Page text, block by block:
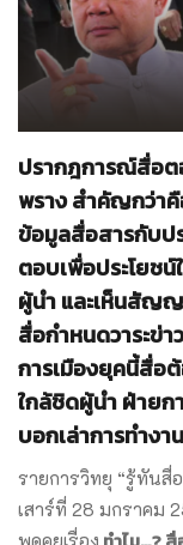
ปรากฎการณ์สื่อต
พราง สำคัญกว่า
ข้อมูลสื่อสารกับป
ตอบเพื่อประโยช
ผู้นำ และเห็นสัญ
สื่อกำหนดวาระข่
การเมืองยุคนี้สื่อ
ใกล้ชิดผู้นำ ฝ่ายก
บอกเล่าการทำง
รายการวิทยุ “รู้ทันสื่
เสาร์ที่ 28 มกราคม